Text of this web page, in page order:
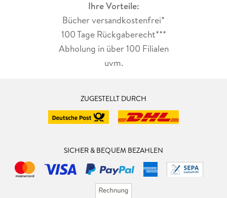
Ihre Vorteile:
Bücher versandkostenfrei*
100 Tage Rückgaberecht***
Abholung in über 100 Filialen
uvm.
ZUGESTELLT DURCH
SICHER & BEQUEM BEZAHLEN